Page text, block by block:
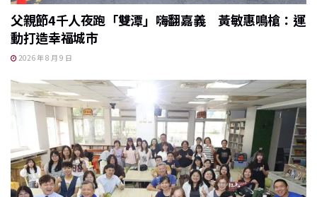
父親節4千人夜跑「雙潭」嗨翻嘉義 黃敏惠鳴槍：運
動打造幸福城市
2026 年 8 月 9 日